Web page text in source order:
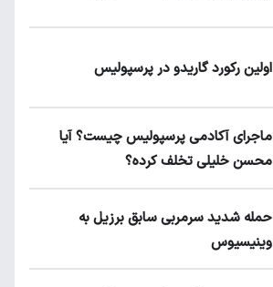
اولین رکورد گاریدو در پرسپولیس
ماجرای آکادمی پرسپولیس چیست؟ آیا
محسن خلیلی تخلف کرده؟
حمله شدید سرمربی سابق برزیل به
وینیسیوس